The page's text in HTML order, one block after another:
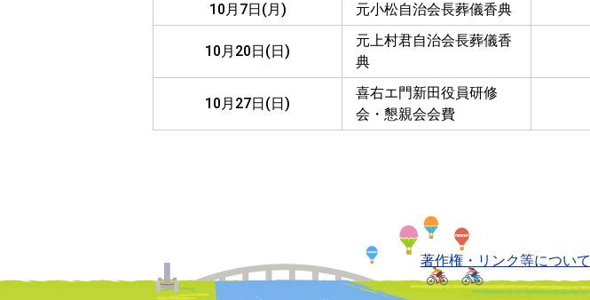
10月7日(月)
元小松自治会長葬儀香典
10月20日(日)
元上村君自治会長葬儀香
典
10月27日(日)
喜右エ門新田役員研修
会・懇親会会費
著作権・リンク等について